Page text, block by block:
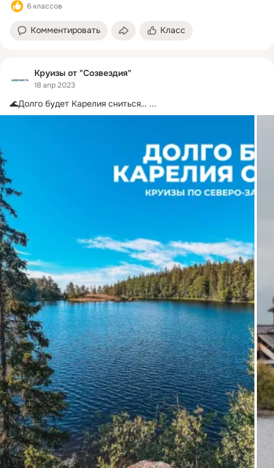
6 классов
Комментировать Класс
Круизы от "Созвездия"
18 апр 2023
🌊Долго будет Карелия сниться… ...